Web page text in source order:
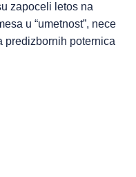
zapoceli letos na
u “umetnost”, nece
predizbornih poternica